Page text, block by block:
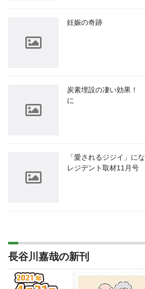
妊娠の奇跡
炭素埋設の凄い効果！
に
「愛されるジジイ」に
レジデント取材11月号
長谷川嘉哉の新刊